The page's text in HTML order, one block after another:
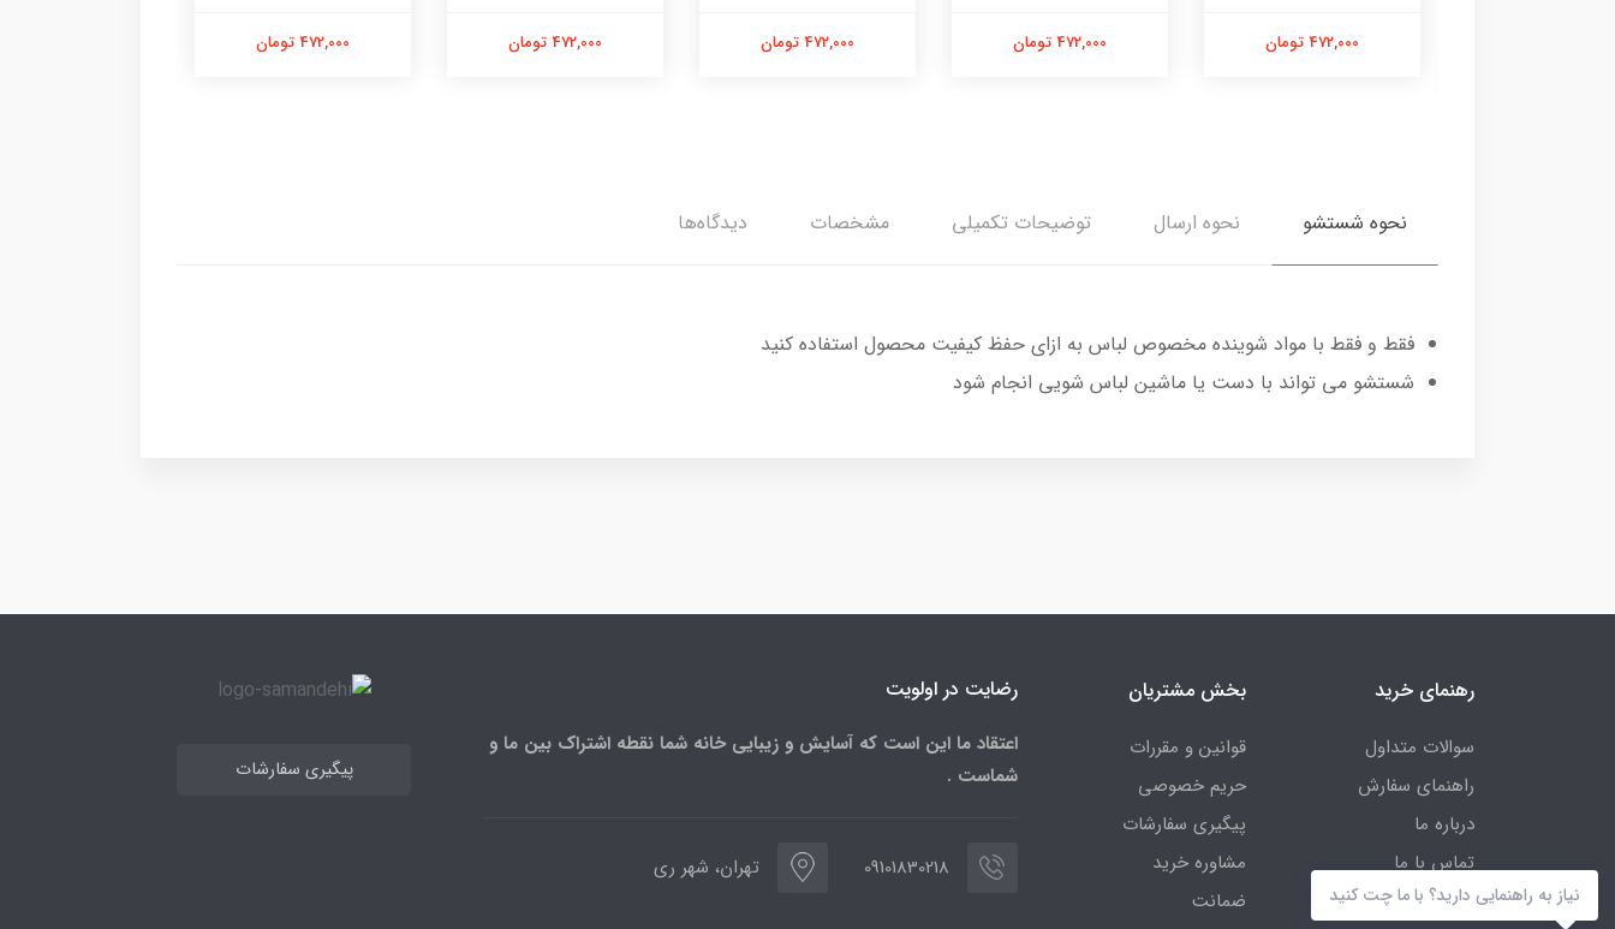
472,000 تومان 472,000 تومان 472,000 تومان 472,000 تومان 472,000 تومان
نحوه شستشو نحوه ارسال توضیحات تکمیلی مشخصات دیدگاه‌ها
فقط و فقط با مواد شوینده مخصوص لباس به ازای حفظ کیفیت محصول استفاده کنید
شستشو می تواند با دست یا ماشین لباس شویی انجام شود
رهنمای خرید
سوالات متداول
راهنمای سفارش
درباره ما
تماس با ما
بخش مشتریان
قوانین و مقررات
حریم خصوصی
پیگیری سفارشات
مشاوره خرید
ضمانت
رضایت در اولویت
اعتقاد ما این است که آسایش و زیبایی خانه شما نقطه اشتراک بین ما و
شماست .
09101830218 تهران، شهر ری
پیگیری سفارشات
نیاز به راهنمایی دارید؟ با ما چت کنید